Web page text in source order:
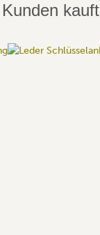
Kunden